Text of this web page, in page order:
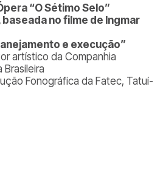
“O Sétimo Selo”
baseada no filme de Ingmar
e execução”
artístico da Companhia
Brasileira
Fonográfica da Fatec, Tatuí-